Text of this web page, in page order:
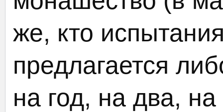
же, кто
предлагается
на год, на два,